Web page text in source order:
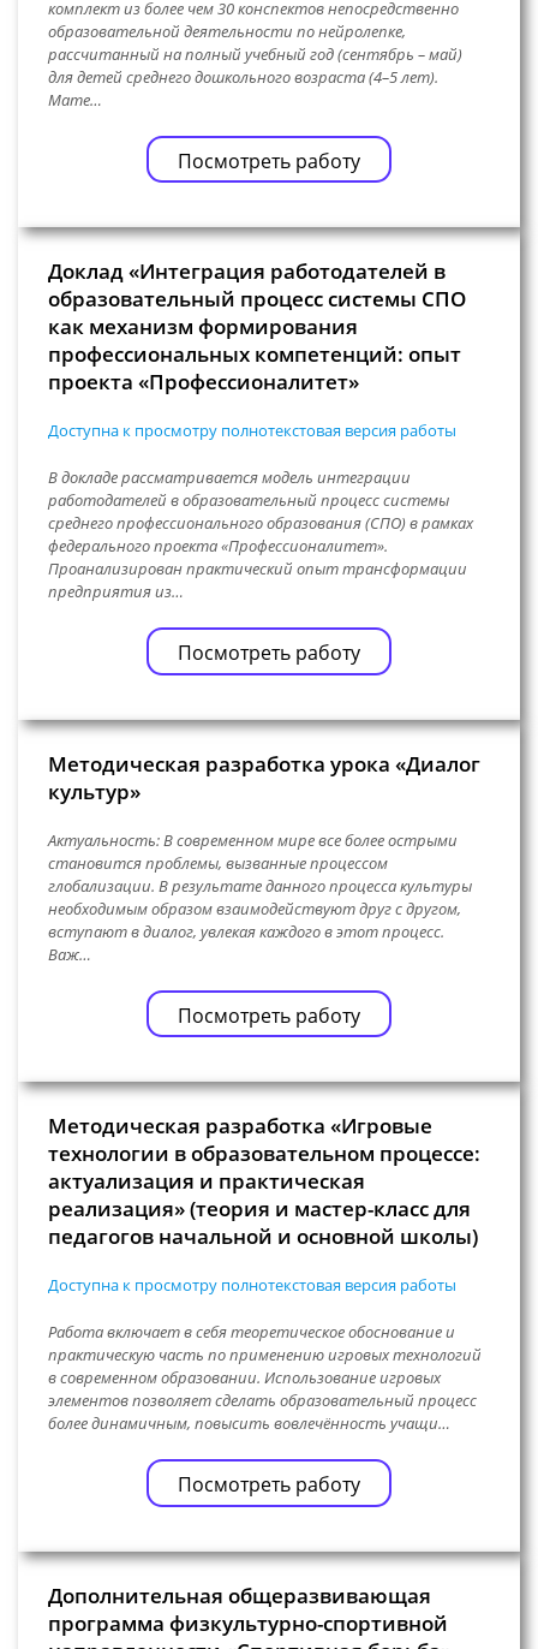
комплект из более чем 30 конспектов непосредственно
образовательной деятельности по нейролепке,
рассчитанный на полный учебный год (сентябрь – май)
для детей среднего дошкольного возраста (4–5 лет).
Мате…
Посмотреть работу
Доклад «Интеграция работодателей в
образовательный процесс системы СПО
как механизм формирования
профессиональных компетенций: опыт
проекта «Профессионалитет»
Доступна к просмотру полнотекстовая версия работы
В докладе рассматривается модель интеграции
работодателей в образовательный процесс системы
среднего профессионального образования (СПО) в рамках
федерального проекта «Профессионалитет».
Проанализирован практический опыт трансформации
предприятия из…
Посмотреть работу
Методическая разработка урока «Диалог
культур»
Актуальность: В современном мире все более острыми
становится проблемы, вызванные процессом
глобализации. В результате данного процесса культуры
необходимым образом взаимодействуют друг с другом,
вступают в диалог, увлекая каждого в этот процесс.
Важ…
Посмотреть работу
Методическая разработка «Игровые
технологии в образовательном процессе:
актуализация и практическая
реализация» (теория и мастер-класс для
педагогов начальной и основной школы)
Доступна к просмотру полнотекстовая версия работы
Работа включает в себя теоретическое обоснование и
практическую часть по применению игровых технологий
в современном образовании. Использование игровых
элементов позволяет сделать образовательный процесс
более динамичным, повысить вовлечённость учащи…
Посмотреть работу
Дополнительная общеразвивающая
программа физкультурно-спортивной